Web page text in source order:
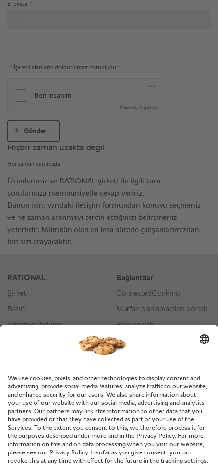
E-posta *
* İşaretli alanların doldurulması zorunludur.
Friendly Captcha
Gönder
Hiçbir zaman uzakta değil
Her zaman yanınızda
Ürünlerimiz ve RATIONAL şirketi ile ilgili tüm
sorularınıza memnuniyetle cevap veririz.
Bunun için, yandaki iletişim formundan konuyu seçmeniz
ve ne zaman aranmayı tercih ettiğinizi belirtmeniz
yeterlidir. Mümkün olan en kısa sürede çalışanlarımızdan
biri sizi arayacaktır.